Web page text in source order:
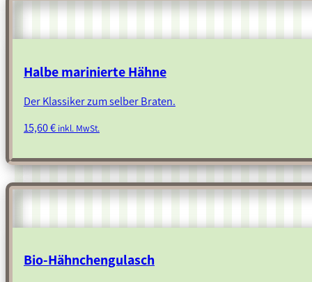
Halbe marinierte Hähne
Der Klassiker zum selber Braten.
15,60€ inkl. MwSt.
Bio-Hähnchengulasch